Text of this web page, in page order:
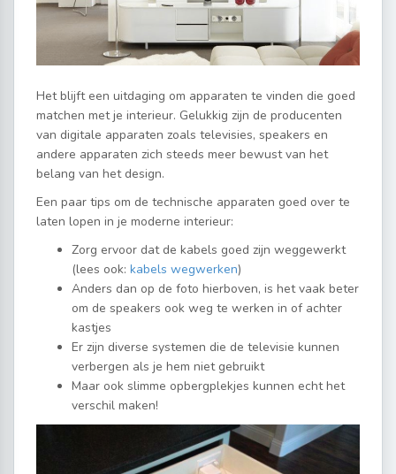
Het blijft een uitdaging om apparaten te vinden die goed
matchen met je interieur. Gelukkig zijn de producenten
van digitale apparaten zoals televisies, speakers en
andere apparaten zich steeds meer bewust van het
belang van het design.
Een paar tips om de technische apparaten goed over te
laten lopen in je moderne interieur:
Zorg ervoor dat de kabels goed zijn weggewerkt
(lees ook: kabels wegwerken)
Anders dan op de foto hierboven, is het vaak beter
om de speakers ook weg te werken in of achter
kastjes
Er zijn diverse systemen die de televisie kunnen
verbergen als je hem niet gebruikt
Maar ook slimme opbergplekjes kunnen echt het
verschil maken!